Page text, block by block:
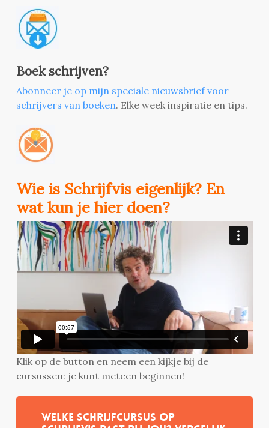
Boek schrijven?
Abonneer je op mijn speciale nieuwsbrief voor
schrijvers van boeken. Elke week inspiratie en tips.
Wie is Schrijfvis eigenlijk? En
wat kun je hier doen?
Klik op de button en neem een kijkje bij de
cursussen: je kunt meteen beginnen!
Welke schrijfcursus op